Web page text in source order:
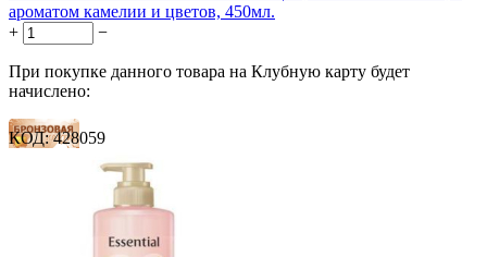
ароматом камелии и цветов, 450мл.
+
−
При покупке данного товара на Клубную карту будет
начислено:
18 баллов
КОД: 428059